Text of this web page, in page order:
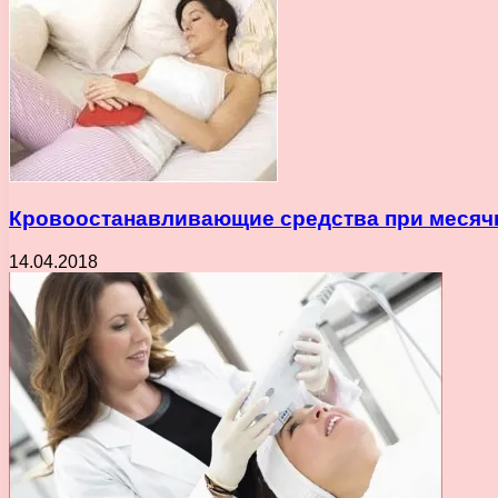
Кровоостанавливающие средства при
14.04.2018